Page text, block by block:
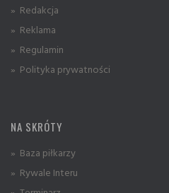
» Redakcja
» Reklama
» Regulamin
» Polityka prywatności
NA SKRÓTY
» Baza piłkarzy
» Rywale Interu